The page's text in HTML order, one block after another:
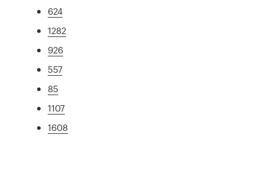
624
1282
926
557
85
1107
1608